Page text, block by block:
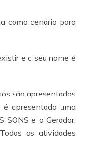
como cenário para
e o seu nome é
são apresentados
apresentada uma
SONS e o Gerador,
as atividades